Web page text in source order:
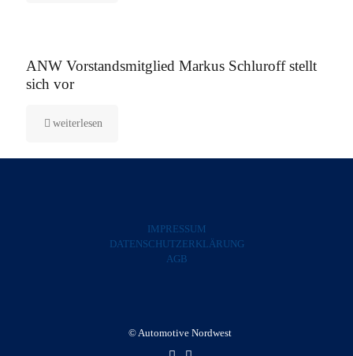
ANW Vorstandsmitglied Markus Schluroff stellt
sich vor
weiterlesen
IMPRESSUM
DATENSCHUTZERKLÄRUNG
AGB
© Automotive Nordwest